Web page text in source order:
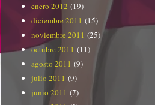
enero 2012 (19)
diciembre 2011 (15)
noviembre 2011 (25)
octubre 2011 (11)
agosto 2011 (9)
julio 2011 (9)
junio 2011 (7)